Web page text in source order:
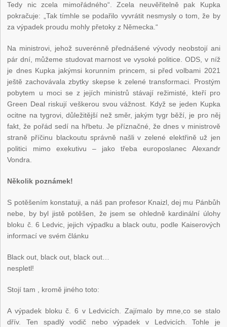
Tedy nic zcela mimořádného“. Zcela neuvěřitelně pak Kupka
pokračuje: „Tak tímhle se podařilo vyvrátit nesmysly o tom, že by
za výpadek proudu mohly přetoky z Německa.“
Na ministrovi, jehož suverénně přednášené vývody neobstojí ani
pár dní, můžeme studovat marnost ve vysoké politice. ODS, v níž
je dnes Kupka jakýmsi korunním princem, si před volbami 2021
ještě zachovávala zbytky skepse k zelené transformaci. Prostým
pobytem u moci se z jejích ministrů stávají režimisté, kteří pro
Green Deal riskují veškerou svou vážnost. Když se jeden Kupka
ocitne na tygrovi, důležitější než směr, jakým tygr běží, je pro něj
fakt, že pořád sedí na hřbetu. Je příznačné, že dnes v ministrově
straně příčinu blackoutu správně našli v zelené elektřině už jen
politici mimo exekutivu – jako třeba europoslanec Alexandr
Vondra.
Několik poznámek!
S potěšením konstatuji, a náš pan profesor Knaizl, dej mu Pánbůh
nebe, by byl jistě potěšen, že jsem se ohledně kardinální úlohy
bloku č. 6 Ledvic, jejich výpadku a black outu, podle Kaiserových
informací ve svém článku
Black out, black out, black out…
nespletl!
Stojí tam , kromě jiného toto:
A výpadek bloku č. 6 v Ledvicích. Zajímalo by mne,co se stalo
dřív. Ten spadlý vodič nebo výpadek v Ledvicích. Tohle je